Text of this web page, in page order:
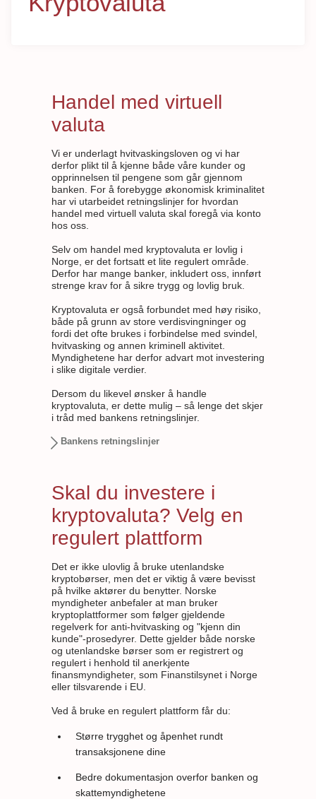
Handel med virtuell
valuta
Vi er underlagt hvitvaskingsloven og vi har
derfor plikt til å kjenne både våre kunder og
opprinnelsen til pengene som går gjennom
banken. For å forebygge økonomisk kriminalitet
har vi utarbeidet retningslinjer for hvordan
handel med virtuell valuta skal foregå via konto
hos oss.
Selv om handel med kryptovaluta er lovlig i
Norge, er det fortsatt et lite regulert område.
Derfor har mange banker, inkludert oss, innført
strenge krav for å sikre trygg og lovlig bruk.
Kryptovaluta er også forbundet med høy risiko,
både på grunn av store verdisvingninger og
fordi det ofte brukes i forbindelse med svindel,
hvitvasking og annen kriminell aktivitet.
Myndighetene har derfor advart mot investering
i slike digitale verdier.
Dersom du likevel ønsker å handle
kryptovaluta, er dette mulig – så lenge det skjer
i tråd med bankens retningslinjer.
Bankens retningslinjer
Skal du investere i
kryptovaluta? Velg en
regulert plattform
Det er ikke ulovlig å bruke utenlandske
kryptobørser, men det er viktig å være bevisst
på hvilke aktører du benytter. Norske
myndigheter anbefaler at man bruker
kryptoplattformer som følger gjeldende
regelverk for anti-hvitvasking og "kjenn din
kunde"-prosedyrer. Dette gjelder både norske
og utenlandske børser som er registrert og
regulert i henhold til anerkjente
finansmyndigheter, som Finanstilsynet i Norge
eller tilsvarende i EU.
Ved å bruke en regulert plattform får du:
Større trygghet og åpenhet rundt
transaksjonene dine
Bedre dokumentasjon overfor banken og
skattemyndighetene